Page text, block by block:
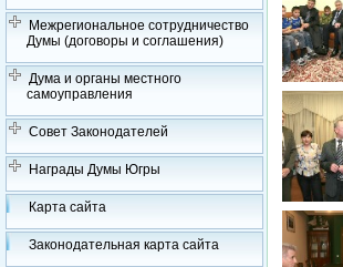
Межрегиональное сотрудничество
Думы (договоры и соглашения)
Дума и органы местного
самоуправления
Совет Законодателей
Награды Думы Югры
Карта сайта
Законодательная карта сайта